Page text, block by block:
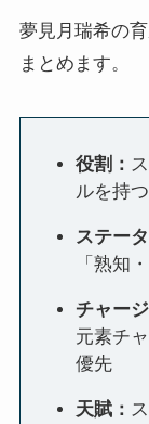
夢見月瑞希の
まとめます。
役割：
ルを持
ステー
「熟知
チャー
元素チ
優先
天賦：